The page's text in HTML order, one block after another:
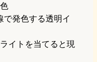
で発色する透明イ
イトを当てると現